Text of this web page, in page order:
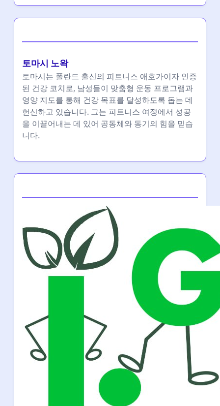
토마시 노왁
토마시는 폴란드 출신의 피트니스 애호가이자 인증
된 건강 코치로, 남성들이 맞춤형 운동 프로그램과
영양 지도를 통해 건강 목표를 달성하도록 돕는 데
헌신하고 있습니다. 그는 피트니스 여정에서 성공
을 이끌어내는 데 있어 공동체와 동기의 힘을 믿습
니다.